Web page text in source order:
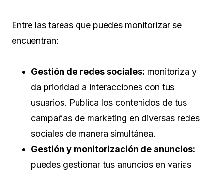
Entre las tareas que puedes monitorizar se
encuentran:
Gestión de redes sociales: monitoriza y
da prioridad a interacciones con tus
usuarios. Publica los contenidos de tus
campañas de marketing en diversas redes
sociales de manera simultánea.
Gestión y monitorización de anuncios:
puedes gestionar tus anuncios en varias